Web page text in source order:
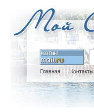
Главная Контакты